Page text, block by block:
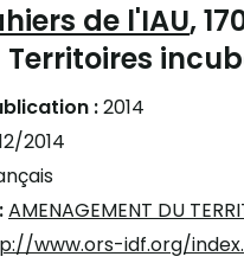
de l'IAU,
Territoires
:2014
2014
AMENAGEMENT DU
www.ors-idf.org/